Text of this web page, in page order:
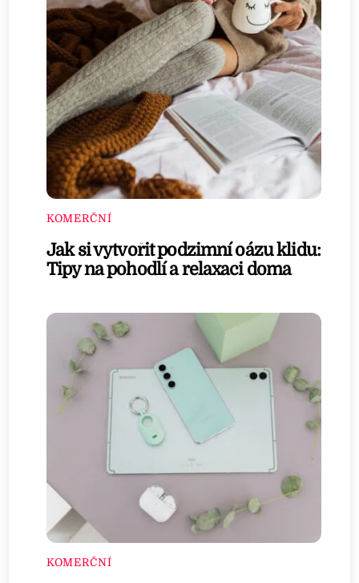
KOMERČNÍ
Jak si vytvořit podzimní oázu klidu:
Tipy na pohodlí a relaxaci doma
KOMERČNÍ